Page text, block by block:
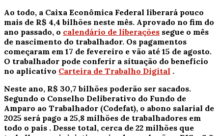
Ao todo, a Caixa Econômica Federal liberará pouco
mais de R$ 4,4 bilhões neste mês. Aprovado no fim do
ano passado, o calendário de liberações segue o mês
de nascimento do trabalhador. Os pagamentos
começaram em 17 de fevereiro e vão até 15 de agosto.
O trabalhador pode conferir a situação do benefício
no aplicativo Carteira de Trabalho Digital .
Neste ano, R$ 30,7 bilhões poderão ser sacados.
Segundo o Conselho Deliberativo do Fundo de
Amparo ao Trabalhador (Codefat), o abono salarial de
2025 será pago a 25,8 milhões de trabalhadores em
todo o país . Desse total, cerca de 22 milhões que